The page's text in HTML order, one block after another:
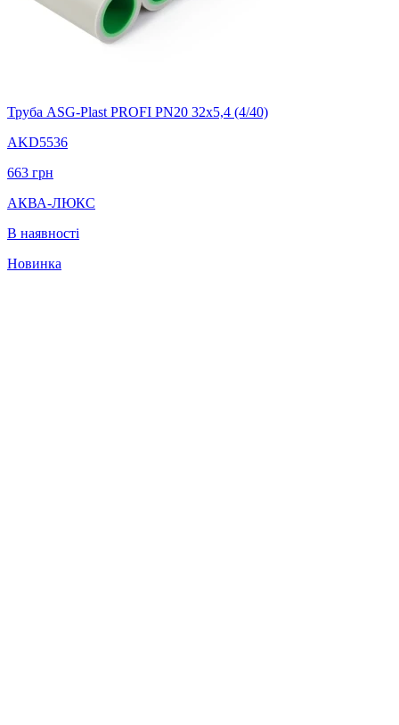
Труба ASG-Plast PROFI PN20 32х5,4 (4/40)
AKD5536
663 грн
АКВА-ЛЮКС
В наявності
Новинка